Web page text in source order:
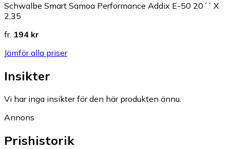
Schwalbe Smart Samoa Performance Addix E-50 20´´ X
2,35
fr. 194 kr
Jämför alla priser
Insikter
Vi har inga insikter för den här produkten ännu.
Annons
Prishistorik